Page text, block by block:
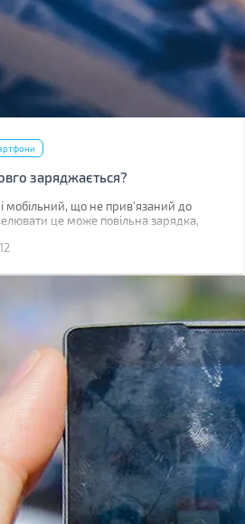
заряджається?
мобільний, що не прив'язаний до
це може повільна зарядка,